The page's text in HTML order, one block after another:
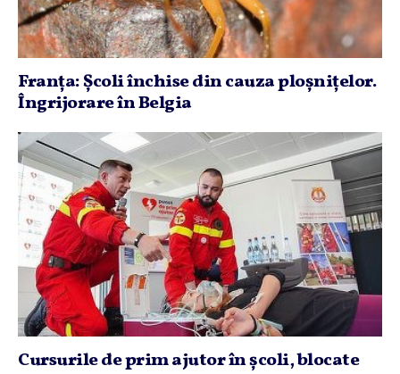
Franţa: Şcoli închise din cauza ploşniţelor.
Îngrijorare în Belgia
Cursurile de prim ajutor în şcoli, blocate